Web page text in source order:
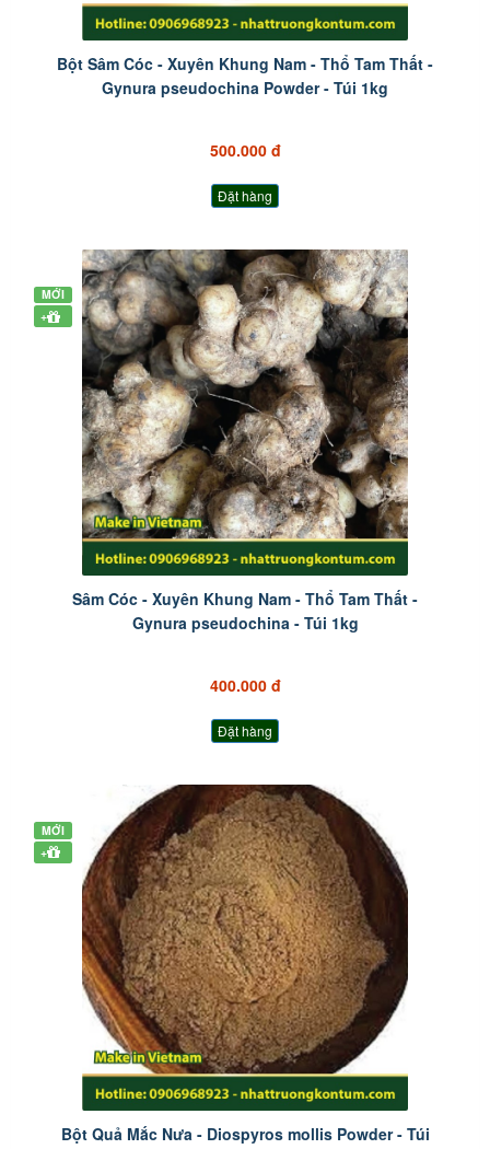
Bột Sâm Cóc - Xuyên Khung Nam - Thổ Tam Thất -
Gynura pseudochina Powder - Túi 1kg
500.000 đ
Đặt hàng
MỚI
+
Sâm Cóc - Xuyên Khung Nam - Thổ Tam Thất -
Gynura pseudochina - Túi 1kg
400.000 đ
Đặt hàng
MỚI
+
Bột Quả Mắc Nưa - Diospyros mollis Powder - Túi